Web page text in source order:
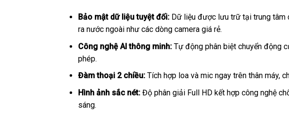
Bảo mật dữ liệu tuyệt đối:Dữ liệu được lưu trữ tại trung tâm
ra nước ngoài như các dòng camera giá rẻ.
Công nghệ AI thông minh:Tự động phân biệt chuyển động
phép.
Đàm thoại 2 chiều:Tích hợp loa và mic ngay trên thân máy,
Hình ảnh sắc nét:Độ phân giải Full HD kết hợp công nghệ
sáng.